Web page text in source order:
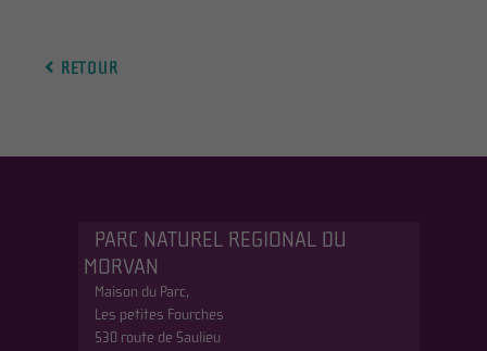
RETOUR
PARC NATUREL REGIONAL DU
MORVAN
Maison du Parc,
Les petites Fourches
530 route de Saulieu